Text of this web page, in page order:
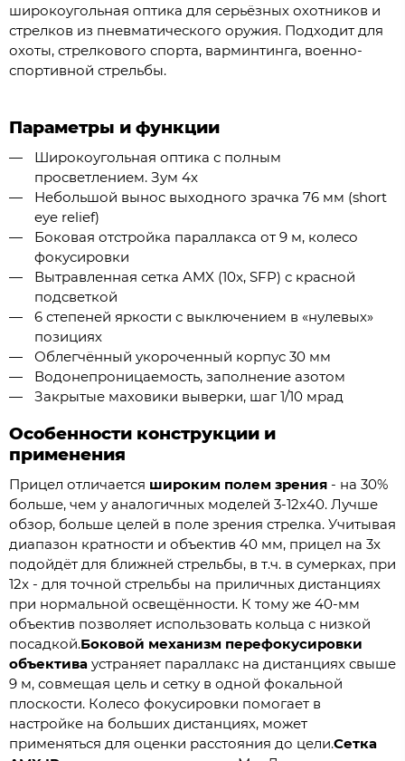
широкоугольная оптика для серьёзных охотников и
стрелков из пневматического оружия. Подходит для
охоты, стрелкового спорта, варминтинга, военно-
спортивной стрельбы.
Параметры и функции
Широкоугольная оптика с полным
просветлением. Зум 4x
Небольшой вынос выходного зрачка 76 мм (short
eye relief)
Боковая отстройка параллакса от 9 м, колесо
фокусировки
Вытравленная сетка AMX (10x, SFP) с красной
подсветкой
6 степеней яркости с выключением в «нулевых»
позициях
Облегчённый укороченный корпус 30 мм
Водонепроницаемость, заполнение азотом
Закрытые маховики выверки, шаг 1/10 мрад
Особенности конструкции и
применения
Прицел отличается широким полем зрения - на 30%
больше, чем у аналогичных моделей 3-12x40. Лучше
обзор, больше целей в поле зрения стрелка. Учитывая
диапазон кратности и объектив 40 мм, прицел на 3x
подойдёт для ближней стрельбы, в т.ч. в сумерках, при
12x - для точной стрельбы на приличных дистанциях
при нормальной освещённости. К тому же 40-мм
объектив позволяет использовать кольца с низкой
посадкой.Боковой механизм перефокусировки
объектива устраняет параллакс на дистанциях свыше
9 м, совмещая цель и сетку в одной фокальной
плоскости. Колесо фокусировки помогает в
настройке на больших дистанциях, может
применяться для оценки расстояния до цели.Сетка